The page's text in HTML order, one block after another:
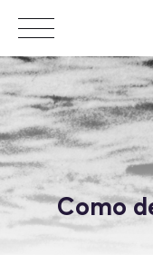
Como
WORKS